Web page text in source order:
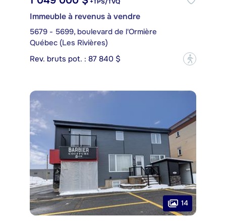
+TPS/TVQ
Immeuble à revenus à vendre
5679 - 5699, boulevard de l'Ormière
Québec (Les Rivières)
Rev. bruts pot. : 87 840 $
?
14